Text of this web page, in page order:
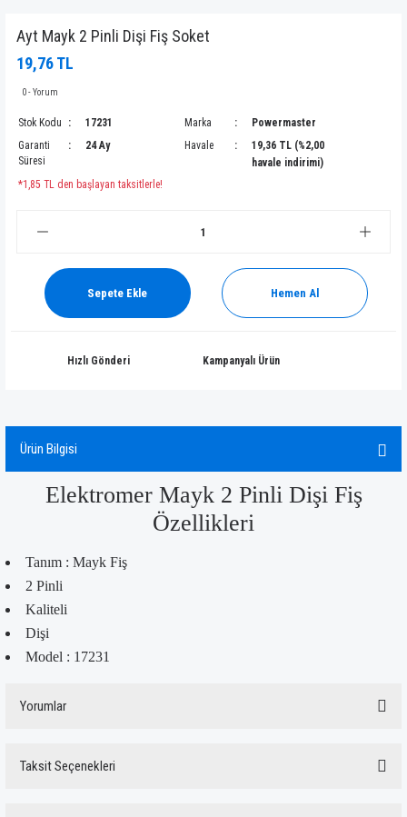
Ayt Mayk 2 Pinli Dişi Fiş Soket
19,76 TL
0 - Yorum
Stok Kodu 17231 Marka
Powermaster
Garanti
Süresi
24 Ay Havale
19,36 TL (%2,00
havale indirimi)
*1,85 TL den başlayan taksitlerle!
Sepete Ekle Hemen Al
Hızlı Gönderi Kampanyalı Ürün
Ürün Bilgisi
Elektromer Mayk 2 Pinli Dişi Fiş
Özellikleri
Tanım : Mayk Fiş
2 Pinli
Kaliteli
Dişi
Model : 17231
Yorumlar
Taksit Seçenekleri